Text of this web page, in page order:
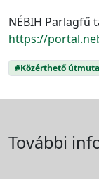
NÉBIH Parlagfű
https://
#Közérthető
További